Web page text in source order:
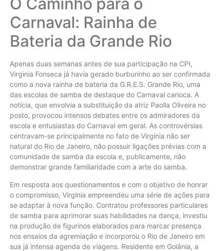
Carnaval: Rainha de
Bateria da Grande Rio
Apenas duas semanas antes de sua participação na CPI,
Virginia Fonseca já havia gerado burburinho ao ser confirmada
como a nova rainha de bateria da G.R.E.S. Grande Rio, uma
das escolas de samba de destaque do Carnaval carioca. A
notícia, que envolvia a substituição da atriz Paolla Oliveira no
posto, provocou intensos debates entre os admiradores da
escola e entusiastas do Carnaval em geral. As controvérsias
centravam-se principalmente no fato de Virginia não ser
natural do Rio de Janeiro, não possuir ligações prévias com a
comunidade de samba da escola e, publicamente, não
demonstrar grande familiaridade com a arte do samba.
Em resposta aos questionamentos e com o objetivo de honrar
o compromisso, Virginia empreendeu uma série de ações para
se adaptar à nova função. Contratou professores particulares
de samba para aprimorar suas habilidades na dança, investiu
na produção de figurinos elaborados para marcar presença
nos ensaios da agremiação e incorporou o Rio de Janeiro em
sua já intensa agenda de viagens. Residente em Goiânia, a